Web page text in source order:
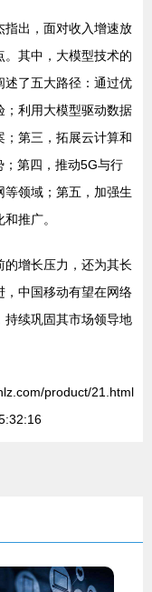
指出，面对收入增速放
其中，大模型技术的
述了五大路径：通过优
；利用大模型驱动数据
第三，拓展云计算和
第四，推动5G与行
等领域；第五，加强生
推广。
增长压力，还为其长
，中国移动有望在网络
持续巩固其市场领导地
product/21.html